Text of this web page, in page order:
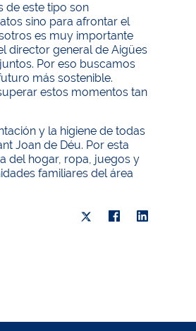
de este tipo son
sino para afrontar el
es muy importante
director general de Aigües
Por eso buscamos
más sostenible.
estos momentos tan
y la higiene de todas
Joan de Déu. Por esta
del hogar, ropa, juegos y
familiares del área